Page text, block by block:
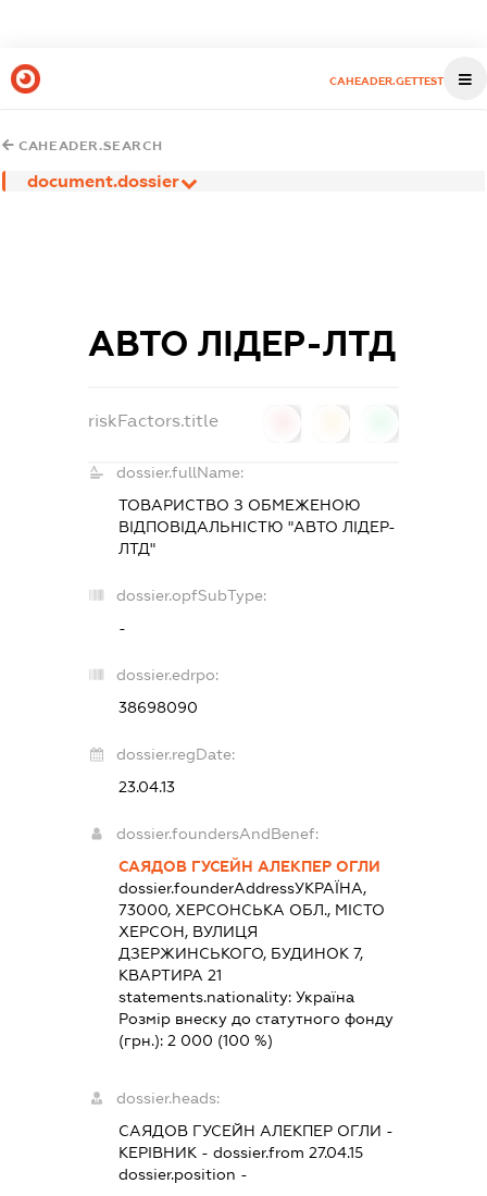
CAHEADER.GETTEST
CAHEADER.SEARCH
document.dossier
АВТО ЛІДЕР-ЛТД
riskFactors.title
dossier.fullName:
ТОВАРИСТВО З ОБМЕЖЕНОЮ
ВІДПОВІДАЛЬНІСТЮ "АВТО ЛІДЕР-
ЛТД"
dossier.opfSubType:
-
dossier.edrpo:
38698090
dossier.regDate:
23.04.13
dossier.foundersAndBenef:
САЯДОВ ГУСЕЙН АЛЕКПЕР ОГЛИ
dossier.founderAddressУКРАЇНА,
73000, ХЕРСОНСЬКА ОБЛ., МІСТО
ХЕРСОН, ВУЛИЦЯ
ДЗЕРЖИНСЬКОГО, БУДИНОК 7,
КВАРТИРА 21
statements.nationality: Україна
Розмір внеску до статутного фонду
(грн.): 2 000 (100 %)
dossier.heads:
САЯДОВ ГУСЕЙН АЛЕКПЕР ОГЛИ -
КЕРІВНИК- dossier.from 27.04.15
dossier.position -